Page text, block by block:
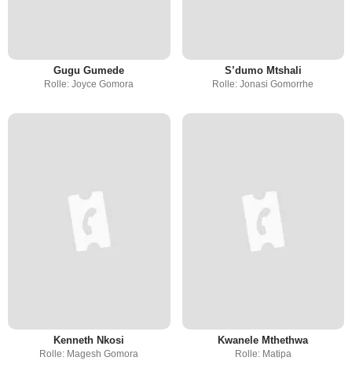
Gugu Gumede
Rolle: Joyce Gomora
S’dumo Mtshali
Rolle: Jonasi Gomorrhe
Kenneth Nkosi
Rolle: Magesh Gomora
Kwanele Mthethwa
Rolle: Matipa